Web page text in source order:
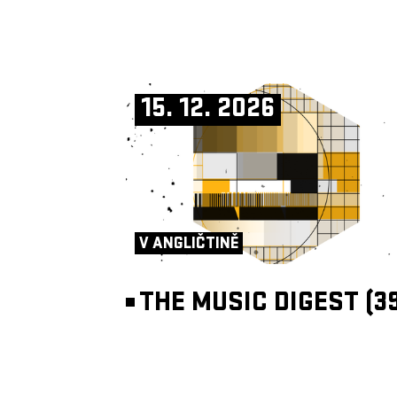
15. 12. 2026
V ANGLIČTINĚ
THE MUSIC DIGEST